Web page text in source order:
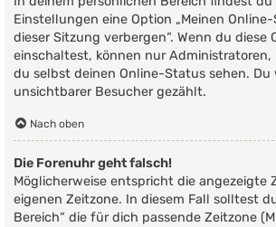
Einstellungen eine Option „Meinen
dieser Sitzung verbergen“. Wenn du diese
einschaltest, können nur Administratoren,
du selbst deinen Online-Status sehen. Du
unsichtbarer Besucher gezählt.
Nach oben
Die Forenuhr geht falsch!
Möglicherweise entspricht die angezeigte
eigenen Zeitzone. In diesem Fall solltest
Bereich“ die für dich passende Zeitzone